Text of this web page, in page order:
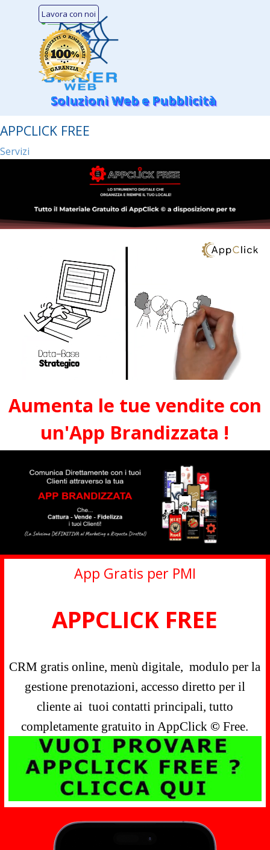
Vai ai contenuti
Salta menù
Lavora con noi
Soluzioni Web e Pubblicità
APPCLICK FREE
Servizi
Aumenta le tue vendite con
un'App Brandizzata !
App Gratis per PMI
APPCLICK FREE
CRM gratis online, menù digitale, modulo per la
gestione prenotazioni, accesso diretto per il
cliente ai tuoi contatti principali, tutto
completamente gratuito in AppClick ©Free.